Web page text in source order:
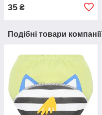
35 ₴
Подібні товари компанії